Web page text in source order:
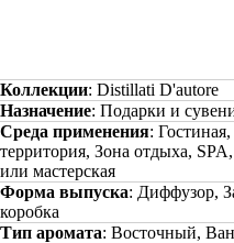
Коллекции: Distillati D'autore
Назначение: Подарки и
Среда применения:
территория, Зона отдыха,
или мастерская
Форма выпуска: Диффузор,
коробка
Тип аромата: Восточный,